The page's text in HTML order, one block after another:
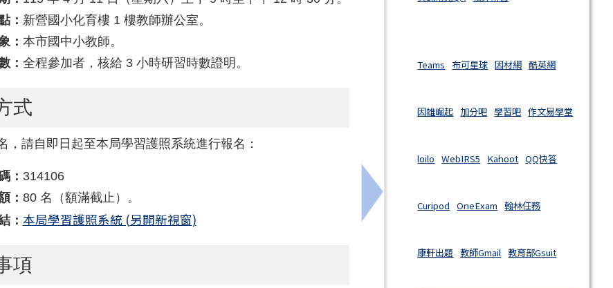
生成式AI與教育應用工作坊-請本校4-6年級老師報名參加
： 新營國小化育樓 1 樓教師辦公室。
： 本市國中小教師。
： 全程參加者，核給 3 小時研習時數證明。
式
，請自即日起至本局學習護照系統進行報名：
： 314106
： 80 名（額滿截止）。
： 本局學習護照系統 (另開新視窗)
項
下一筆：轉知本市115學年度「校長及教師
Teams 布可星球 因材網 酷英網
因雄崛起 加分吧 學習吧 作文易學堂
loilo WebIRS5 Kahoot QQ快答
Curipod OneExam 翰林任務
康軒出題 教師Gmail 教育部Gsuit